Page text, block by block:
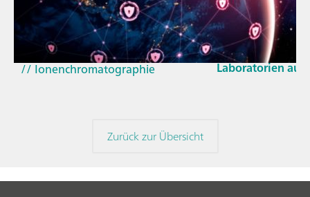
23. März 2026
Wie sich die
und der EU-
Laboratorien
// Blogartikel
// Nahinfrarot-Spektroskopie
(NIRS)
// Ionenchromatographie
Zurück zur Übersicht